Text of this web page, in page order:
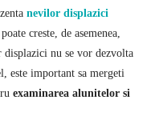
nevilor displazici
creste, de asemenea,
nu se vor dezvolta
este important sa mergeti
examinarea alunitelor si